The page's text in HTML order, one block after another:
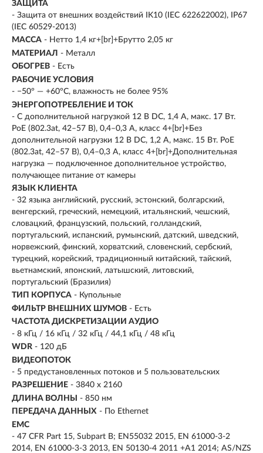
ЗАЩИТА
- Защита от внешних воздействий IK10 (IEC 622622002), IP67
(IEC 60529-2013)
МАССА - Нетто 1,4 кг+[br]+Брутто 2,05 кг
МАТЕРИАЛ - Металл
ОБОГРЕВ - Есть
РАБОЧИЕ УСЛОВИЯ
- −50° — +60°С, влажность не более 95%
ЭНЕРГОПОТРЕБЛЕНИЕ И ТОК
- С дополнительной нагрузкой 12 В DC, 1,4 А, макс. 17 Вт.
PoE (802.3at, 42–57 В), 0,4–0,3 А, класс 4+[br]+Без
дополнительной нагрузки 12 В DC, 1,2 А, макс. 15 Вт. PoE
(802.3at, 42–57 В), 0,4–0,3 А, класс 4+[br]+Дополнительная
нагрузка — подключенное дополнительное устройство,
получающее питание от камеры
ЯЗЫК КЛИЕНТА
- 32 языка английский, русский, эстонский, болгарский,
венгерский, греческий, немецкий, итальянский, чешский,
словацкий, французский, польский, голландский,
португальский, испанский, румынский, датский, шведский,
норвежский, финский, хорватский, словенский, сербский,
турецкий, корейский, традиционный китайский, тайский,
вьетнамский, японский, латышский, литовский,
португальский (Бразилия)
ТИП КОРПУСА - Купольные
ФИЛЬТР ВНЕШНИХ ШУМОВ - Есть
ЧАСТОТА ДИСКРЕТИЗАЦИИ АУДИО
- 8 кГц / 16 кГц / 32 кГц / 44,1 кГц / 48 кГц
WDR - 120 дБ
ВИДЕОПОТОК
- 5 предустановленных потоков и 5 пользовательских
РАЗРЕШЕНИЕ - 3840 х 2160
ДЛИНА ВОЛНЫ
- 850 нм
ПЕРЕДАЧА ДАННЫХ - По Ethernet
EMC
- 47 CFR Part 15, Subpart B; EN55032 2015, EN 61000-3-2
2014, EN 61000-3-3 2013, EN 50130-4 2011 +A1 2014; AS/NZS